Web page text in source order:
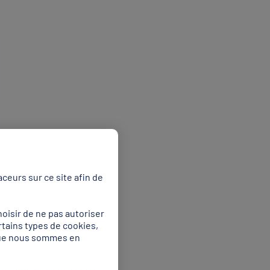
de championnat
sur ce site afin de
de ne pas autoriser
types de cookies,
nous sommes en